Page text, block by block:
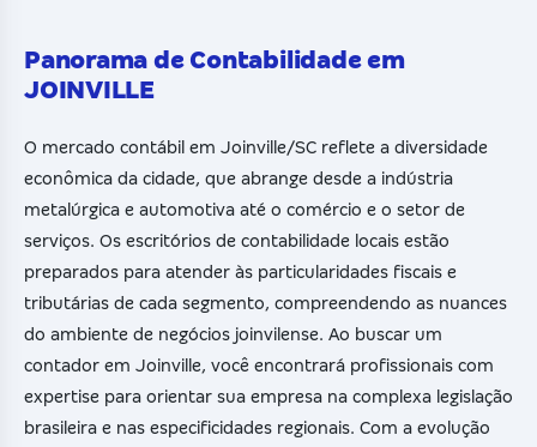
Panorama de Contabilidade em
JOINVILLE
O mercado contábil em Joinville/SC reflete a diversidade
econômica da cidade, que abrange desde a indústria
metalúrgica e automotiva até o comércio e o setor de
serviços. Os escritórios de contabilidade locais estão
preparados para atender às particularidades fiscais e
tributárias de cada segmento, compreendendo as nuances
do ambiente de negócios joinvilense. Ao buscar um
contador em Joinville, você encontrará profissionais com
expertise para orientar sua empresa na complexa legislação
brasileira e nas especificidades regionais. Com a evolução